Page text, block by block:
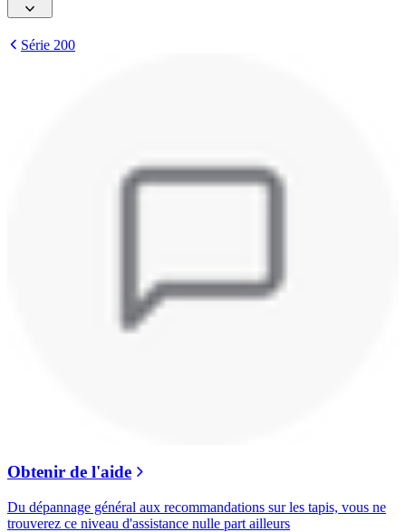
Série 200
Obtenir de l'aide
Du dépannage général aux recommandations sur les tapis, vous ne
trouverez ce niveau d'assistance nulle part ailleurs